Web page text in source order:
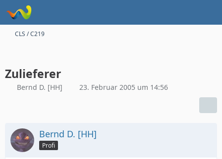
CLS / C219
Zulieferer
Bernd D. [HH] 23. Februar 2005 um 14:56
Bernd D. [HH]
Profi